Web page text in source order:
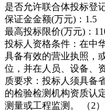
是否允许联合体投标登
保证金金额(万元)：1.5
最高投标限价(万元)：
投标人资格条件：在中
具备有效的营业执照，
位，并在人员、设备、
质要求：投标人须具备
的检验检测机构资质认
测量或工程监测。 （2